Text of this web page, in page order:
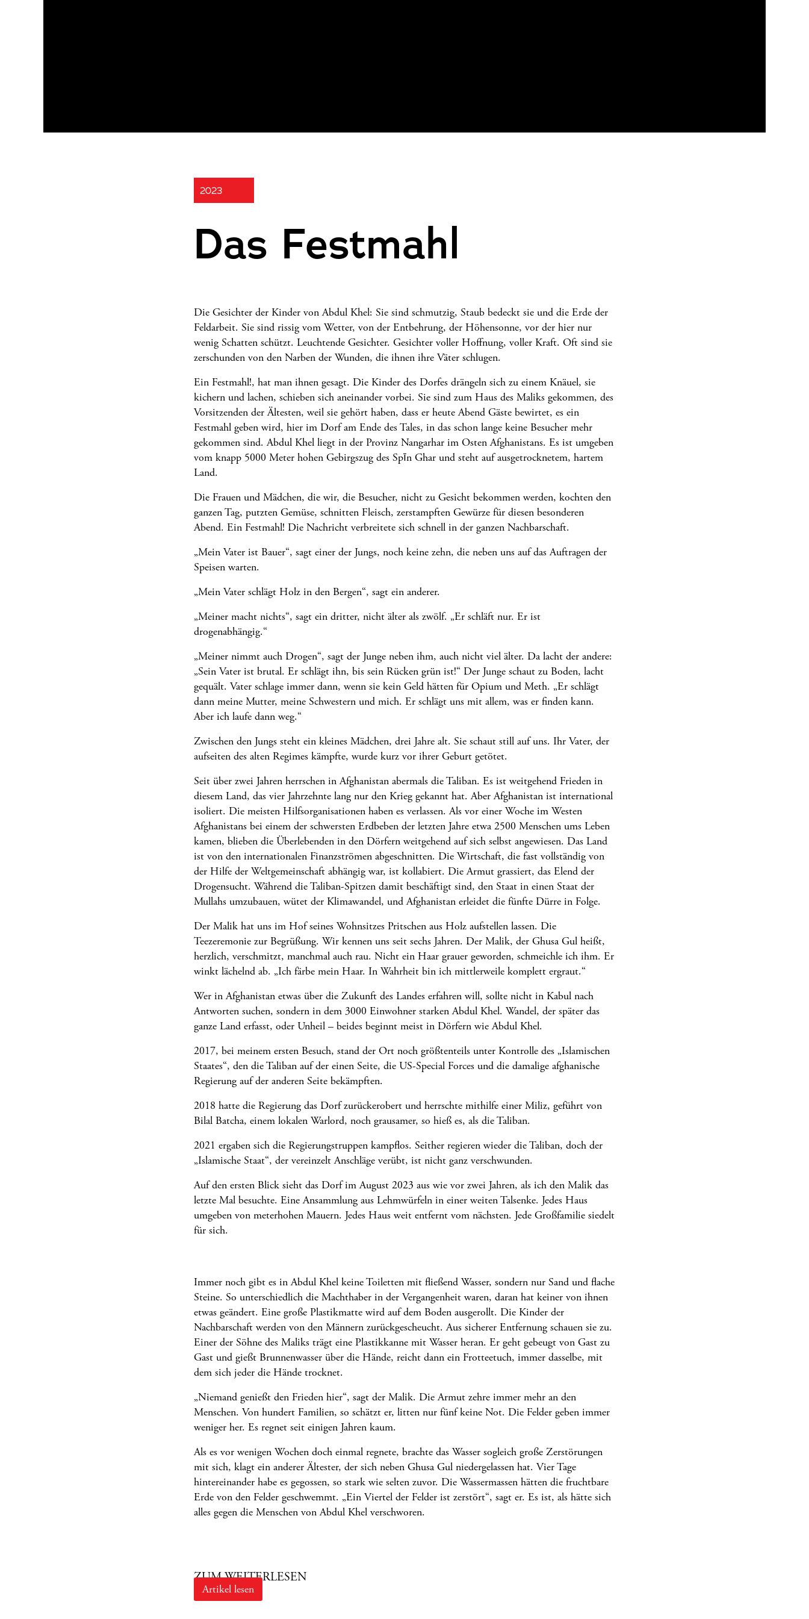
2023
Das Festmahl
Die Gesichter der Kinder von Abdul Khel: Sie sind schmutzig, Staub bedeckt sie und die Erde der
Feldarbeit. Sie sind rissig vom Wetter, von der Entbehrung, der Höhensonne, vor der hier nur
wenig Schatten schützt. Leuchtende Gesichter. Gesichter voller Hoffnung, voller Kraft. Oft sind sie
zerschunden von den Narben der Wunden, die ihnen ihre Väter schlugen.
Ein Festmahl!, hat man ihnen gesagt. Die Kinder des Dorfes drängeln sich zu einem Knäuel, sie
kichern und lachen, schieben sich aneinander vorbei. Sie sind zum Haus des Maliks gekommen, des
Vorsitzenden der Ältesten, weil sie gehört haben, dass er heute Abend Gäste bewirtet, es ein
Festmahl geben wird, hier im Dorf am Ende des Tales, in das schon lange keine Besucher mehr
gekommen sind. Abdul Khel liegt in der Provinz Nangarhar im Osten Afghanistans. Es ist umgeben
vom knapp 5000 Meter hohen Gebirgszug des Spīn Ghar und steht auf ausgetrocknetem, hartem
Land.
Die Frauen und Mädchen, die wir, die Besucher, nicht zu Gesicht bekommen werden, kochten den
ganzen Tag, putzten Gemüse, schnitten Fleisch, zerstampften Gewürze für diesen besonderen
Abend. Ein Festmahl! Die Nachricht verbreitete sich schnell in der ganzen Nachbarschaft.
„Mein Vater ist Bauer“, sagt einer der Jungs, noch keine zehn, die neben uns auf das Auftragen der
Speisen warten.
„Mein Vater schlägt Holz in den Bergen“, sagt ein anderer.
„Meiner macht nichts“, sagt ein dritter, nicht älter als zwölf. „Er schläft nur. Er ist
drogenabhängig.“
„Meiner nimmt auch Drogen“, sagt der Junge neben ihm, auch nicht viel älter. Da lacht der andere:
„Sein Vater ist brutal. Er schlägt ihn, bis sein Rücken grün ist!“ Der Junge schaut zu Boden, lacht
gequält. Vater schlage immer dann, wenn sie kein Geld hätten für Opium und Meth. „Er schlägt
dann meine Mutter, meine Schwestern und mich. Er schlägt uns mit allem, was er finden kann.
Aber ich laufe dann weg.“
Zwischen den Jungs steht ein kleines Mädchen, drei Jahre alt. Sie schaut still auf uns. Ihr Vater, der
aufseiten des alten Regimes kämpfte, wurde kurz vor ihrer Geburt getötet.
Seit über zwei Jahren herrschen in Afghanistan abermals die Taliban. Es ist weitgehend Frieden in
diesem Land, das vier Jahrzehnte lang nur den Krieg gekannt hat. Aber Afghanistan ist international
isoliert. Die meisten Hilfsorganisationen haben es verlassen. Als vor einer Woche im Westen
Afghanistans bei einem der schwersten Erdbeben der letzten Jahre etwa 2500 Menschen ums Leben
kamen, blieben die Überlebenden in den Dörfern weitgehend auf sich selbst angewiesen. Das Land
ist von den internationalen Finanzströmen abgeschnitten. Die Wirtschaft, die fast vollständig von
der Hilfe der Weltgemeinschaft abhängig war, ist kollabiert. Die Armut grassiert, das Elend der
Drogensucht. Während die Taliban-Spitzen damit beschäftigt sind, den Staat in einen Staat der
Mullahs umzubauen, wütet der Klimawandel, und Afghanistan erleidet die fünfte Dürre in Folge.
Der Malik hat uns im Hof seines Wohnsitzes Pritschen aus Holz aufstellen lassen. Die
Teezeremonie zur Begrüßung. Wir kennen uns seit sechs Jahren. Der Malik, der Ghusa Gul heißt,
herzlich, verschmitzt, manchmal auch rau. Nicht ein Haar grauer geworden, schmeichle ich ihm. Er
winkt lächelnd ab. „Ich färbe mein Haar. In Wahrheit bin ich mittlerweile komplett ergraut.“
Wer in Afghanistan etwas über die Zukunft des Landes erfahren will, sollte nicht in Kabul nach
Antworten suchen, sondern in dem 3000 Einwohner starken Abdul Khel. Wandel, der später das
ganze Land erfasst, oder Unheil – beides beginnt meist in Dörfern wie Abdul Khel.
2017, bei meinem ersten Besuch, stand der Ort noch größtenteils unter Kontrolle des „Islamischen
Staates“, den die Taliban auf der einen Seite, die US-Special Forces und die damalige afghanische
Regierung auf der anderen Seite bekämpften.
2018 hatte die Regierung das Dorf zurückerobert und herrschte mithilfe einer Miliz, geführt von
Bilal Batcha, einem lokalen Warlord, noch grausamer, so hieß es, als die Taliban.
2021 ergaben sich die Regierungstruppen kampflos. Seither regieren wieder die Taliban, doch der
„Islamische Staat“, der vereinzelt Anschläge verübt, ist nicht ganz verschwunden.
Auf den ersten Blick sieht das Dorf im August 2023 aus wie vor zwei Jahren, als ich den Malik das
letzte Mal besuchte. Eine Ansammlung aus Lehmwürfeln in einer weiten Talsenke. Jedes Haus
umgeben von meterhohen Mauern. Jedes Haus weit entfernt vom nächsten. Jede Großfamilie siedelt
für sich.
Immer noch gibt es in Abdul Khel keine Toiletten mit fließend Wasser, sondern nur Sand und flache
Steine. So unterschiedlich die Machthaber in der Vergangenheit waren, daran hat keiner von ihnen
etwas geändert. Eine große Plastikmatte wird auf dem Boden ausgerollt. Die Kinder der
Nachbarschaft werden von den Männern zurückgescheucht. Aus sicherer Entfernung schauen sie zu.
Einer der Söhne des Maliks trägt eine Plastikkanne mit Wasser heran. Er geht gebeugt von Gast zu
Gast und gießt Brunnenwasser über die Hände, reicht dann ein Frotteetuch, immer dasselbe, mit
dem sich jeder die Hände trocknet.
„Niemand genießt den Frieden hier“, sagt der Malik. Die Armut zehre immer mehr an den
Menschen. Von hundert Familien, so schätzt er, litten nur fünf keine Not. Die Felder geben immer
weniger her. Es regnet seit einigen Jahren kaum.
Als es vor wenigen Wochen doch einmal regnete, brachte das Wasser sogleich große Zerstörungen
mit sich, klagt ein anderer Ältester, der sich neben Ghusa Gul niedergelassen hat. Vier Tage
hintereinander habe es gegossen, so stark wie selten zuvor. Die Wassermassen hätten die fruchtbare
Erde von den Felder geschwemmt. „Ein Viertel der Felder ist zerstört“, sagt er. Es ist, als hätte sich
alles gegen die Menschen von Abdul Khel verschworen.
ZUM WEITERLESEN
Artikel lesen